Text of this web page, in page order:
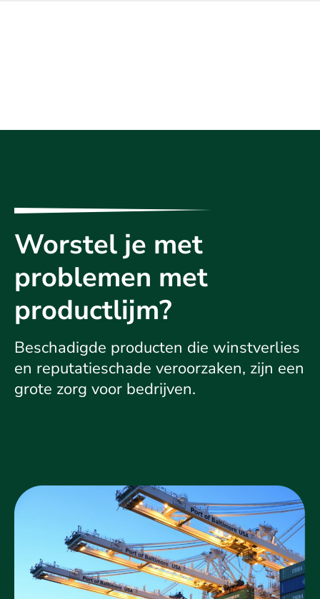
Worstel je met
problemen met
productlijm?
Beschadigde producten die winstverlies
en reputatieschade veroorzaken, zijn een
grote zorg voor bedrijven.